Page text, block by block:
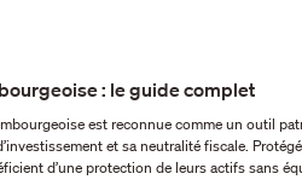
: le guide complet
et sa neutralité fiscale.
d’une protection de leurs actifs sans